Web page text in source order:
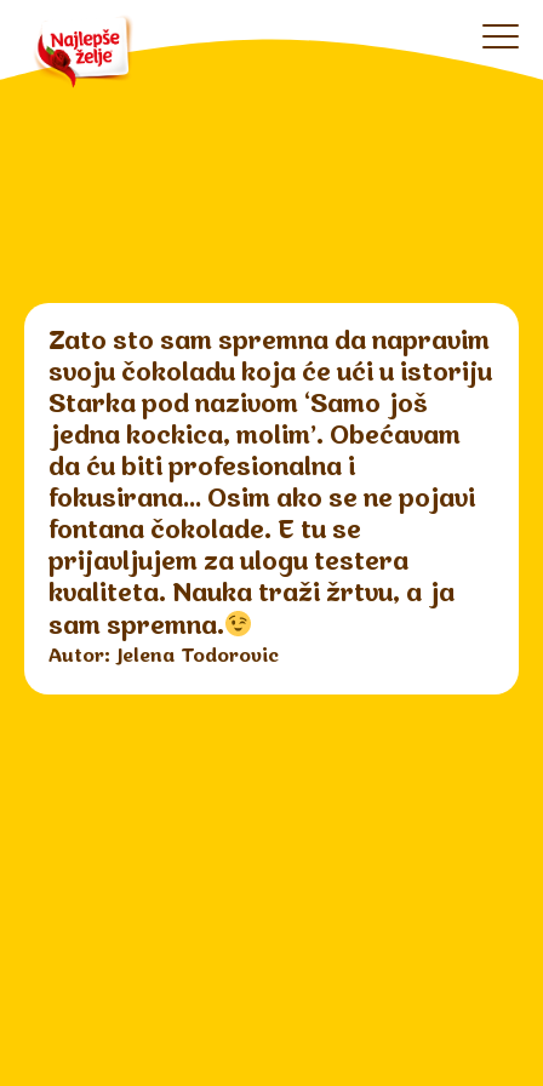
Zato sto sam spremna da napravim
svoju čokoladu koja će ući u istoriju
Starka pod nazivom ‘Samo još
jedna kockica, molim’. Obećavam
da ću biti profesionalna i
fokusirana… Osim ako se ne pojavi
fontana čokolade. E tu se
prijavljujem za ulogu testera
kvaliteta. Nauka traži žrtvu, a ja
sam spremna.
Autor: Jelena Todorovic